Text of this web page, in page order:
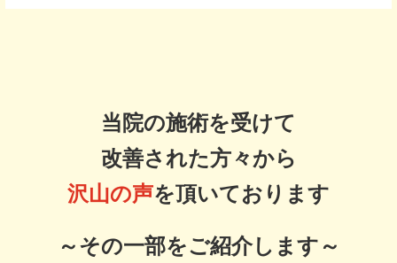
当院の施術を受けて
改善された方々から
沢山の声を頂いております
～その一部をご紹介します～